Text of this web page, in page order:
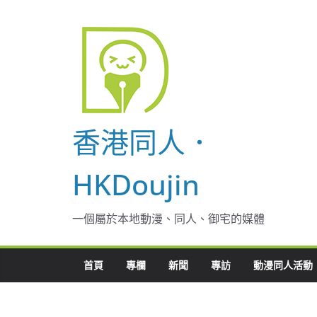
香港同人．
HKDoujin
一個屬於本地動漫、同人、御宅的媒體
首頁 專欄 新聞 專訪 動漫同人活動